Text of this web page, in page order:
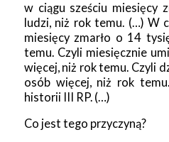
w ciągu sześciu miesięcy
ludzi, niż rok temu. (…) W
miesięcy zmarło o 14
temu. Czyli miesięcznie
więcej, niż rok temu. Czyli
osób więcej, niż rok
historii III RP. (…)
Co jest tego przyczyną?